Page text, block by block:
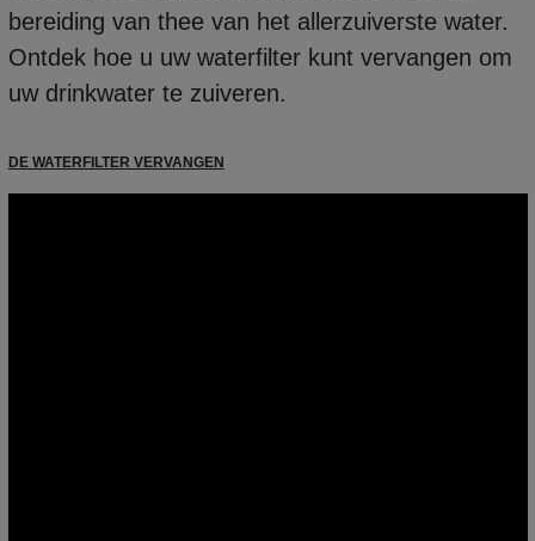
bereiding van thee van het allerzuiverste water.
Ontdek hoe u uw waterfilter kunt vervangen om
uw drinkwater te zuiveren.
DE WATERFILTER VERVANGEN